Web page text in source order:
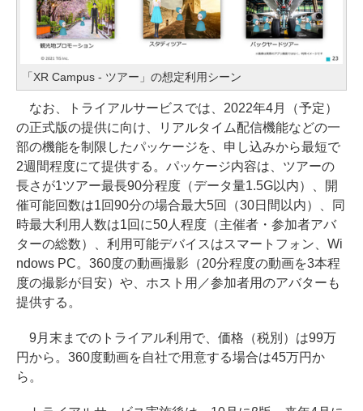
「XR Campus - ツアー」の想定利用シーン
なお、トライアルサービスでは、2022年4月（予定）
の正式版の提供に向け、リアルタイム配信機能などの一
部の機能を制限したパッケージを、申し込みから最短で
2週間程度にて提供する。パッケージ内容は、ツアーの
長さが1ツアー最長90分程度（データ量1.5G以内）、開
催可能回数は1回90分の場合最大5回（30日間以内）、同
時最大利用人数は1回に50人程度（主催者・参加者アバ
ターの総数）、利用可能デバイスはスマートフォン、Wi
ndows PC。360度の動画撮影（20分程度の動画を3本程
度の撮影が目安）や、ホスト用／参加者用のアバターも
提供する。
9月末までのトライアル利用で、価格（税別）は99万
円から。360度動画を自社で用意する場合は45万円か
ら。